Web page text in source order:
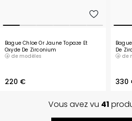
Bague Chloe Or Jaune Topaze Et
Oxyde De Zirconium
de modèles
220 €
De
de
330
Vous avez vu 41